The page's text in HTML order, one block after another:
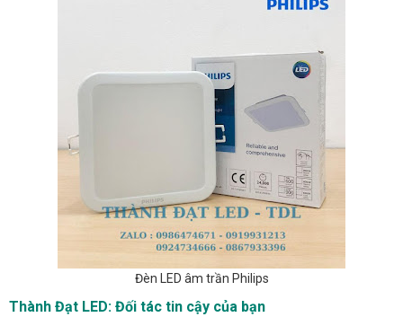
Đèn LED âm trần Philips
Thành Đạt LED: Đối tác tin cậy của bạn